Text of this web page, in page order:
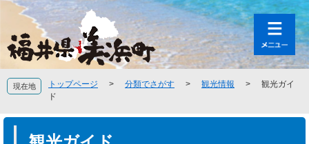
の
頭
で
。
ー
飛
ば
て
現在地 トップページ > 分類でさがす > 観光情報 >
観光ガイ
ド